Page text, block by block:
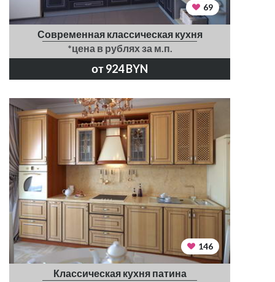
69
Современная классическая кухня
*цена в рублях за м.п.
от 924 BYN
146
Классическая кухня патина